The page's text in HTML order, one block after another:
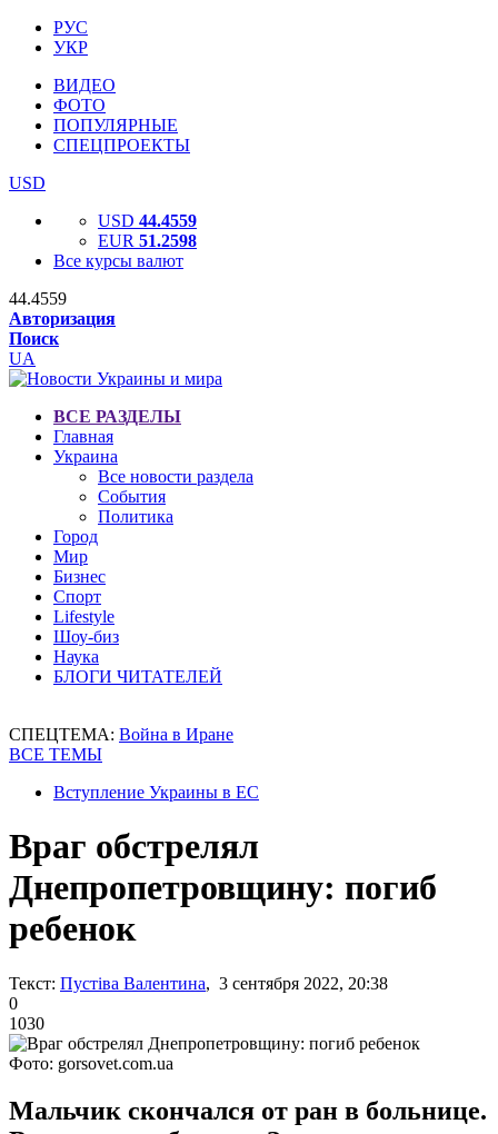
РУС
УКР
ВИДЕО
ФОТО
ПОПУЛЯРНЫЕ
СПЕЦПРОЕКТЫ
USD
USD 44.4559
EUR 51.2598
Все курсы валют
44.4559
Авторизация
Поиск
UA
ВСЕ РАЗДЕЛЫ
Главная
Украина
Все новости раздела
События
Политика
Город
Мир
Бизнес
Спорт
Lifestyle
Шоу-биз
Наука
БЛОГИ ЧИТАТЕЛЕЙ
СПЕЦТЕМА: Война в Иране
ВСЕ ТЕМЫ
Вступление Украины в ЕС
Враг обстрелял
Днепропетровщину: погиб
ребенок
Текст: Пустіва Валентина, 3 сентября 2022, 20:38
0
1030
Фото: gorsovet.com.ua
Мальчик скончался от ран в больнице.